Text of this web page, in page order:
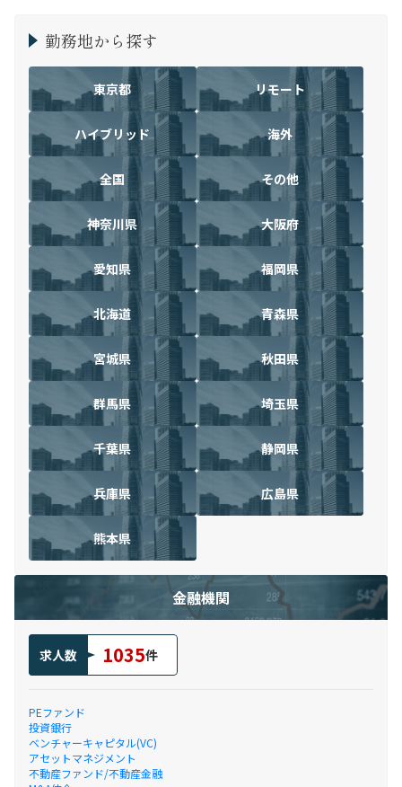
勤務地から探す
東京都 リモート
ハイブリッド 海外
全国 その他
神奈川県 大阪府
愛知県 福岡県
北海道 青森県
宮城県 秋田県
群馬県 埼玉県
千葉県 静岡県
兵庫県 広島県
熊本県
金融機関
求人数 1035件
PEファンド
投資銀行
ベンチャーキャピタル(VC)
アセットマネジメント
不動産ファンド/不動産金融